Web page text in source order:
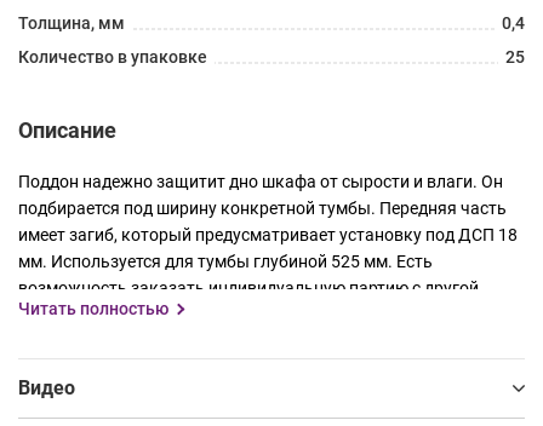
Толщина, мм
0,4
Количество в упаковке
25
Описание
Поддон надежно защитит дно шкафа от сырости и влаги. Он
подбирается под ширину конкретной тумбы. Передняя часть
имеет загиб, который предусматривает установку под ДСП 18
мм. Используется для тумбы глубиной 525 мм. Есть
возможность заказать индивидуальную партию с другой
глубиной.
Поддон из алюминия быстро устанавливается, отлично
выглядит, прост в эксплуатации и легко моется.
Читать полностью
Видео